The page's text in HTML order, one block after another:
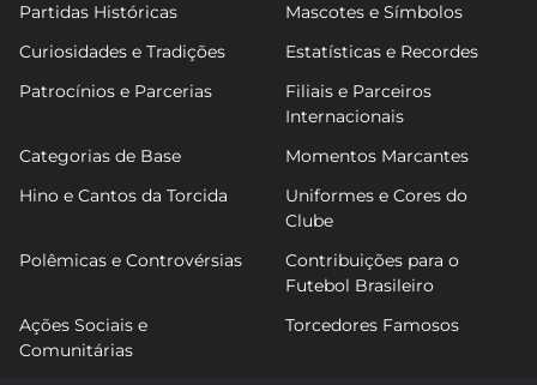
Partidas Históricas
Mascotes e Símbolos
Curiosidades e Tradições
Estatísticas e Recordes
Patrocínios e Parcerias
Filiais e Parceiros
Internacionais
Categorias de Base
Momentos Marcantes
Hino e Cantos da Torcida
Uniformes e Cores do
Clube
Polêmicas e Controvérsias
Contribuições para o
Futebol Brasileiro
Ações Sociais e
Comunitárias
Torcedores Famosos